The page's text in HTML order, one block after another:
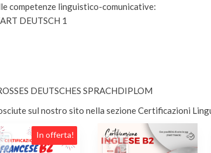
competenze linguistico-comunicative:
DEUTSCH 1
DEUTSCHES SPRACHDIPLOM
sul nostro sito nella sezione Certificazioni
In offerta!